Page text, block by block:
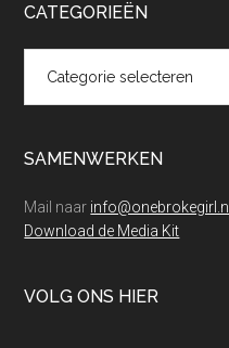
CATEGORIEËN
SAMENWERKEN
Mail naar info@onebrokegirl.nl
Download de Media Kit
VOLG ONS HIER